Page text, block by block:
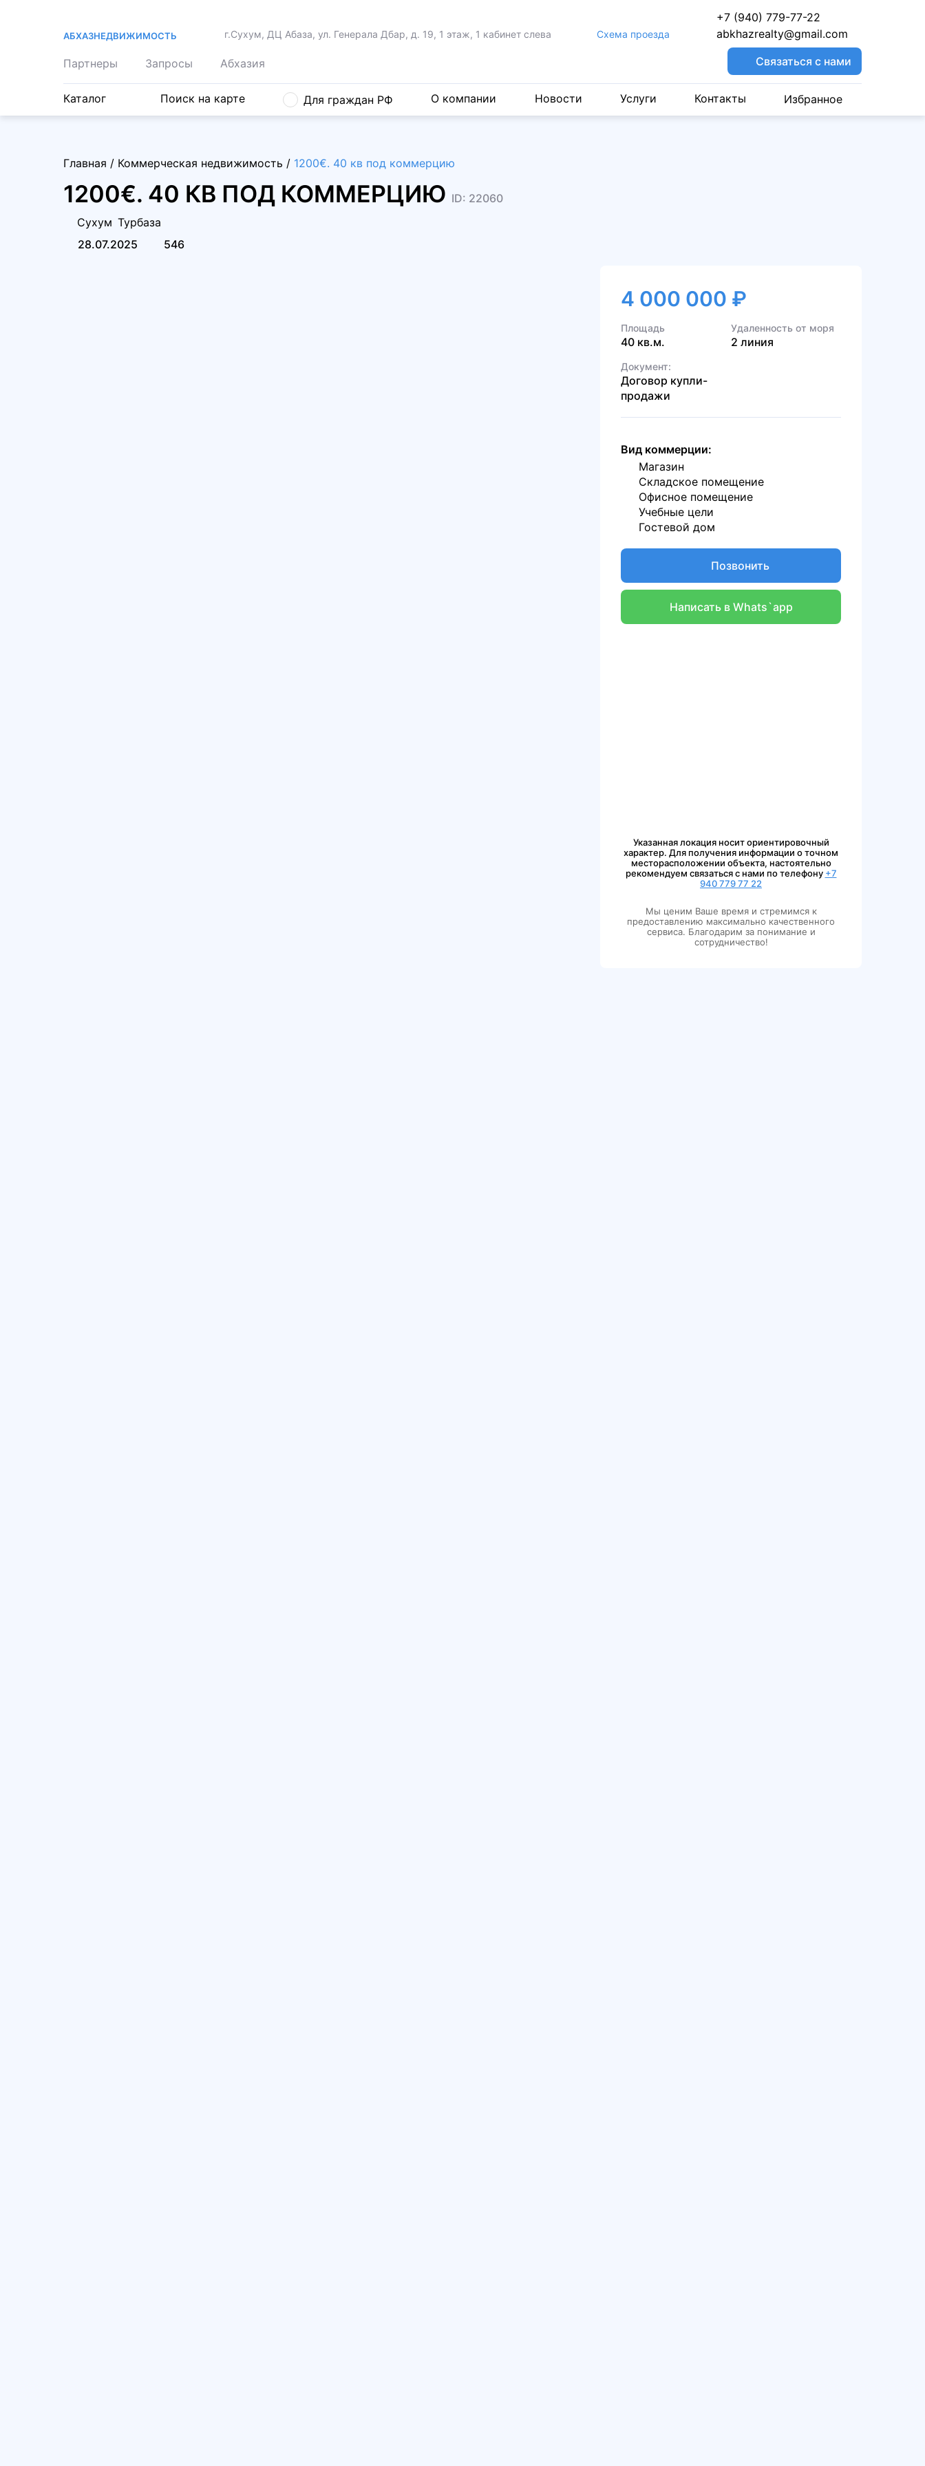
АБХАЗНЕДВИЖИМОСТЬ г.Сухум, ДЦ Абаза, ул. Генерала Дбар, д. 19, 1 этаж, 1 кабинет слева Cхема проезда
+7 (940) 779-77-22
abkhazrealty@gmail.com
Партнеры Запросы Абхазия Связаться с нами
Каталог Поиск на карте Для граждан РФ О компании Новости Услуги Контакты Избранное
Главная / Коммерческая недвижимость / 1200€. 40 кв под коммерцию
1200€. 40 КВ ПОД КОММЕРЦИЮ ID: 22060
Сухум Турбаза
28.07.2025
546
4 000 000 ₽
Площадь
40 кв.м.
Удаленность от моря
2 линия
Документ:
Договор купли-
продажи
Вид коммерции:
Магазин
Складское помещение
Офисное помещение
Учебные цели
Гостевой дом
Позвонить
Написать в Whats`app
Указанная локация носит ориентировочный
характер. Для получения информации о точном
месторасположении объекта, настоятельно
рекомендуем связаться с нами по телефону +7
940 779 77 22
Мы ценим Ваше время и стремимся к
предоставлению максимально качественного
сервиса. Благодарим за понимание и
сотрудничество!